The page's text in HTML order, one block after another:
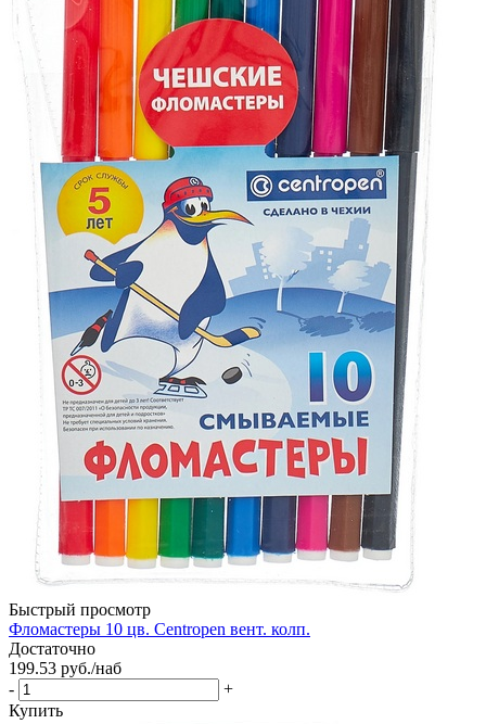
Быстрый просмотр
Фломастеры 10 цв. Centropen вент. колп.
Достаточно
199.53 руб./наб
-
+
Купить